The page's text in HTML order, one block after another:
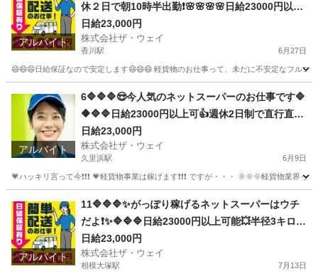
アルバイト
休２日で朝10時半出勤❗️🌸🌸🌸🌸日給23000円以上
🌸安定収入で女子いっぱい🎉さぁ～集まれ～
日給23,000円
株式会社ザ・ウェイ
香川駅 6月27日
😄😄😄日給保証なので安定します😄😄😄 軽貨物のお仕事って、未だに不安定なフル
香川駅 ドライバー ギグワーク
アルバイト
6🔷🔷🔷😍今人気のネットスーパーのお仕事です🔷
🔶🔷🔷日給23000円以上可👍週休2日制で直行直帰
で楽々勤務🌼🌼🌼
日給23,000円
株式会社ザ・ウェイ
久里浜駅 6月9日
💗ハッキリ言って今❗️❗️❗️ 💗軽貨物事業は稼げます❗️❗️❗️ ですが・・・ 🌞🌞🌞軽貨物業
久里浜駅 配送 ネットスーパー
アルバイト
11🔷🔷🔷✨がっぽり稼げるネットスーパーはウチ
だよ❗️✨🔷🔷🔷日給23000円以上可能💥半径3キロエ
リアで1日25件前後配るだけ❗️
日給23,000円
株式会社ザ・ウェイ
相模大塚駅 7月13日